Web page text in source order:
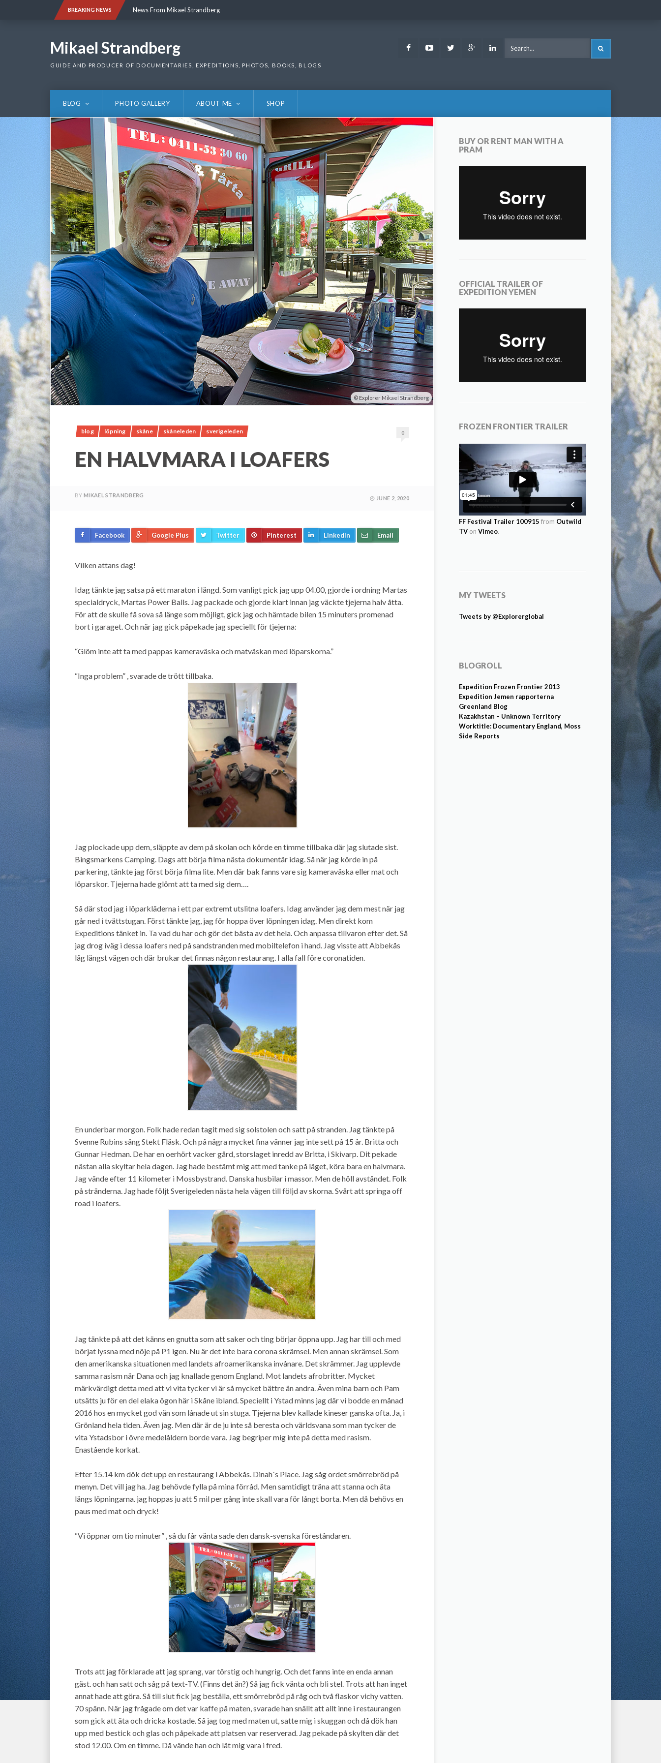
BREAKING NEWS News From Mikael Strandberg
Mikael Strandberg
GUIDE AND PRODUCER OF DOCUMENTARIES, EXPEDITIONS, PHOTOS, BOOKS, BLOGS
FacebookYoutubeTwitter Google LinkedIn
BLOG PHOTO GALLERY ABOUT ME SHOP
Explorer Mikael Strandberg
blog löpning skåne skåneleden sverigeleden 0
EN HALVMARA I LOAFERS
BY MIKAEL STRANDBERG JUNE 2, 2020
Facebook Google Plus Twitter Pinterest LinkedIn Email
Vilken attans dag!
Idag tänkte jag satsa på ett maraton i längd. Som vanligt gick jag upp 04.00, gjorde i ordning Martas
specialdryck, Martas Power Balls. Jag packade och gjorde klart innan jag väckte tjejerna halv åtta.
För att de skulle få sova så länge som möjligt, gick jag och hämtade bilen 15 minuters promenad
bort i garaget. Och när jag gick påpekade jag speciellt för tjejerna:
“Glöm inte att ta med pappas kameraväska och matväskan med löparskorna.”
“Inga problem” , svarade de trött tillbaka.
Jag plockade upp dem, släppte av dem på skolan och körde en timme tillbaka där jag slutade sist.
Bingsmarkens Camping. Dags att börja filma nästa dokumentär idag. Så när jag körde in på
parkering, tänkte jag först börja filma lite. Men där bak fanns vare sig kameraväska eller mat och
löparskor. Tjejerna hade glömt att ta med sig dem….
Så där stod jag i löparkläderna i ett par extremt utslitna loafers. Idag använder jag dem mest när jag
går ned i tvättstugan. Först tänkte jag, jag för hoppa över löpningen idag. Men direkt kom
Expeditions tänket in. Ta vad du har och gör det bästa av det hela. Och anpassa tillvaron efter det. Så
jag drog iväg i dessa loafers ned på sandstranden med mobiltelefon i hand. Jag visste att Abbekås
låg längst vägen och där brukar det finnas någon restaurang. I alla fall före coronatiden.
En underbar morgon. Folk hade redan tagit med sig solstolen och satt på stranden. Jag tänkte på
Svenne Rubins sång Stekt Fläsk. Och på några mycket fina vänner jag inte sett på 15 år. Britta och
Gunnar Hedman. De har en oerhört vacker gård, storslaget inredd av Britta, i Skivarp. Dit pekade
nästan alla skyltar hela dagen. Jag hade bestämt mig att med tanke på läget, köra bara en halvmara.
Jag vände efter 11 kilometer i Mossbystrand. Danska husbilar i massor. Men de höll avståndet. Folk
på stränderna. Jag hade följt Sverigeleden nästa hela vägen till följd av skorna. Svårt att springa off
road i loafers.
Jag tänkte på att det känns en gnutta som att saker och ting börjar öppna upp. Jag har till och med
börjat lyssna med nöje på P1 igen. Nu är det inte bara corona skrämsel. Men annan skrämsel. Som
den amerikanska situationen med landets afroamerikanska invånare. Det skrämmer. Jag upplevde
samma rasism när Dana och jag knallade genom England. Mot landets afrobritter. Mycket
märkvärdigt detta med att vi vita tycker vi är så mycket bättre än andra. Även mina barn och Pam
utsätts ju för en del elaka ögon här i Skåne ibland. Speciellt i Ystad minns jag där vi bodde en månad
2016 hos en mycket god vän som lånade ut sin stuga. Tjejerna blev kallade kineser ganska ofta. Ja, i
Grönland hela tiden. Även jag. Men där är de ju inte så beresta och världsvana som man tycker de
vita Ystadsbor i övre medelåldern borde vara. Jag begriper mig inte på detta med rasism.
Enastående korkat.
Efter 15.14 km dök det upp en restaurang i Abbekås. Dinah´s Place. Jag såg ordet smörrebröd på
menyn. Det vill jag ha. Jag behövde fylla på mina förråd. Men samtidigt träna att stanna och äta
längs löpningarna. jag hoppas ju att 5 mil per gång inte skall vara för långt borta. Men då behövs en
paus med mat och dryck!
“Vi öppnar om tio minuter” , så du får vänta sade den dansk-svenska föreståndaren.
Trots att jag förklarade att jag sprang, var törstig och hungrig. Och det fanns inte en enda annan
gäst. och han satt och såg på text-TV. (Finns det än?) Så jag fick vänta och bli stel. Trots att han inget
annat hade att göra. Så till slut fick jag beställa, ett smörrebröd på råg och två flaskor vichy vatten.
70 spänn. När jag frågade om det var kaffe på maten, svarade han snällt att allt inne i restaurangen
som gick att äta och dricka kostade. Så jag tog med maten ut, satte mig i skuggan och då dök han
upp med bestick och glas och påpekade att platsen var reserverad. Jag pekade på skylten där det
stod 12.00. Om en timme. Då vände han och lät mig vara i fred.
BUY OR RENT MAN WITH A
PRAM
OFFICIAL TRAILER OF
EXPEDITION YEMEN
FROZEN FRONTIER TRAILER
FF Festival Trailer 100915 from Outwild
TV on Vimeo.
MY TWEETS
Tweets by @Explorerglobal
BLOGROLL
Expedition Frozen Frontier 2013
Expedition Jemen rapporterna
Greenland Blog
Kazakhstan – Unknown Territory
Worktitle: Documentary England, Moss
Side Reports